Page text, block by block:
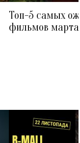
Топ-5 самых
фильмов